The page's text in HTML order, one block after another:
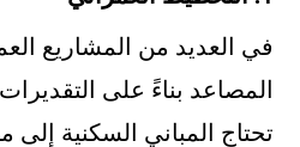
في العديد من المشاريع
المصاعد بناءً على
تحتاج المباني السكنية إلى